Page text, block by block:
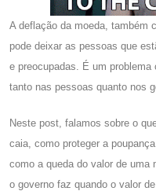
A deflação da moeda, também
pode deixar as pessoas que
e preocupadas. É um
tanto nas pessoas quanto nos
Neste post, falamos sobre o
caia, como proteger a
como a queda do valor de uma
o governo faz quando o valor de